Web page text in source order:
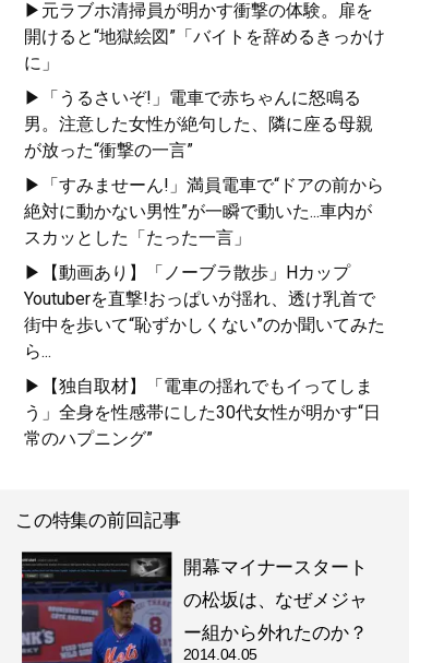
▶元ラブホ清掃員が明かす衝撃の体験。扉を
開けると“地獄絵図”「バイトを辞めるきっかけ
に」
▶「うるさいぞ!」電車で赤ちゃんに怒鳴る
男。注意した女性が絶句した、隣に座る母親
が放った“衝撃の一言”
▶「すみませーん!」満員電車で“ドアの前から
絶対に動かない男性”が一瞬で動いた...車内が
スカッとした「たった一言」
▶【動画あり】「ノーブラ散歩」Hカップ
Youtuberを直撃!おっぱいが揺れ、透け乳首で
街中を歩いて“恥ずかしくない”のか聞いてみた
ら...
▶【独自取材】「電車の揺れでもイってしま
う」全身を性感帯にした30代女性が明かす“日
常のハプニング”
この特集の前回記事
開幕マイナースタート
の松坂は、なぜメジャ
ー組から外れたのか？
2014.04.05